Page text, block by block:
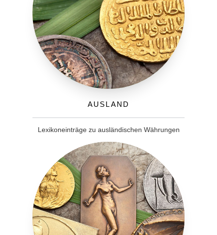
Ausland
Lexikoneinträge zu ausländischen Währungen